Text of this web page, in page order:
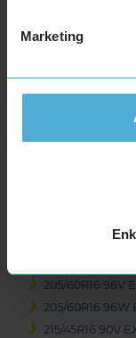
Marketing
205/45R16 87W
205/55R16 91V
205/55R16 94W
205/60R16 96H
205/60R16 96V
205/60R16 96W
215/45R16 90V